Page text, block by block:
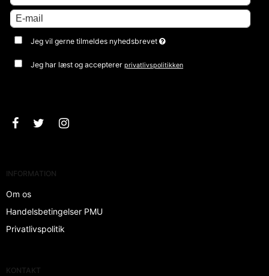
Jeg vil gerne tilmeldes nyhedsbrevet
Jeg har læst og acceptererprivatlivspolitikken
INFORMATION
Om os
Handelsbetingelser PMU
Privatlivspolitik
KONTAKT